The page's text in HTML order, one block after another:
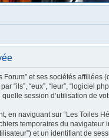
et ses sociétés affiliées
“ils”, “eux”, “leur”, “logiciel
session d’utilisation de
en naviguant sur “Les Toiles
temporaires du
et un identifiant de